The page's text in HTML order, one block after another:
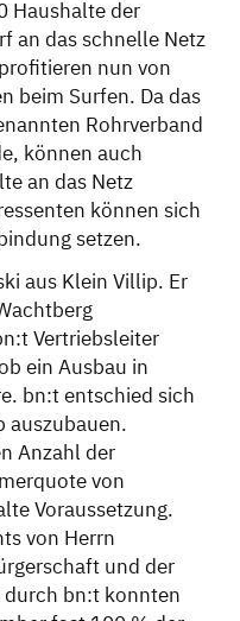
Haushalte der
an das schnelle Netz
nun von
beim Surfen. Da das
Rohrverband
können auch
an das Netz
können sich
setzen.
aus Klein Villip. Er
Vertriebsleiter
ein Ausbau in
bn:t entschied sich
auszubauen.
Anzahl der
von
Voraussetzung.
von Herrn
und der
durch bn:t konnten